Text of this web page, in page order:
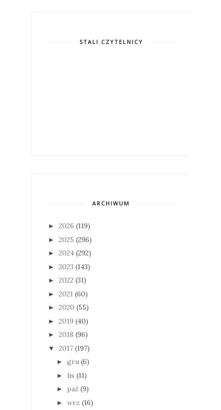
STALI CZYTELNICY
ARCHIWUM
► 2026 (119)
► 2025 (296)
► 2024 (292)
► 2023 (143)
► 2022 (31)
► 2021 (60)
► 2020 (55)
► 2019 (40)
► 2018 (96)
▼ 2017 (197)
► gru (6)
► lis (11)
► paź (9)
► wrz (16)